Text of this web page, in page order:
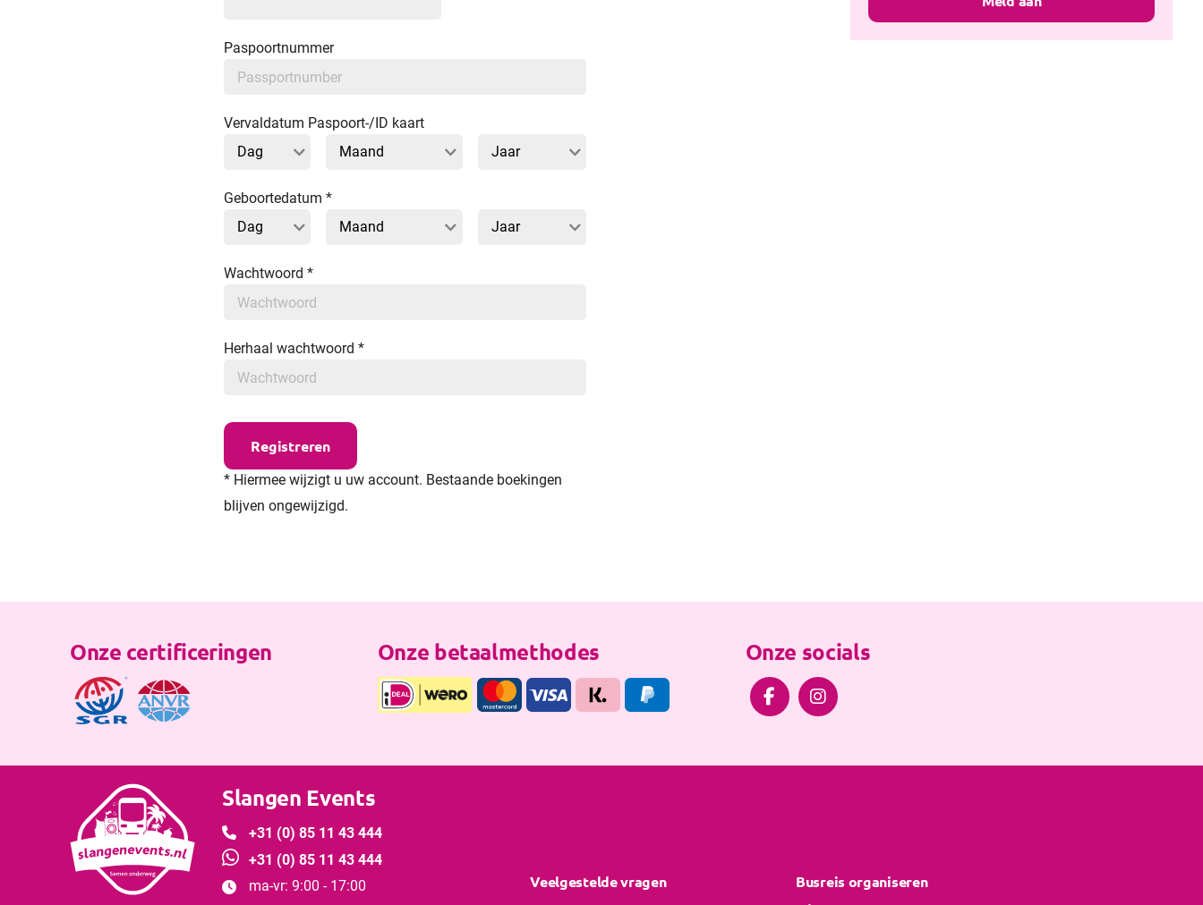
Paspoortnummer
Vervaldatum Paspoort-/ID kaart
Geboortedatum *
Wachtwoord *
Herhaal wachtwoord *
* Hiermee wijzigt u uw account. Bestaande boekingen
blijven ongewijzigd.
Onze certificeringen Onze betaalmethodes Onze socials
 
Slangen Events
 +31 (0) 85 11 43 444
 +31 (0) 85 11 43 444

ma-vr: 9:00 - 17:00
Veelgestelde vragen
Busreis organiseren